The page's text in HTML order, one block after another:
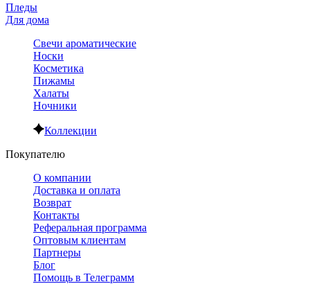
Пледы
Для дома
Свечи ароматические
Носки
Косметика
Пижамы
Халаты
Ночники
Коллекции
Покупателю
О компании
Доставка и оплата
Возврат
Контакты
Реферальная программа
Оптовым клиентам
Партнеры
Блог
Помощь в Телеграмм